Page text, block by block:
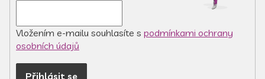
Vložením e-mailu souhlasíte s podmínkami ochrany
osobních údajů
Přihlásit se